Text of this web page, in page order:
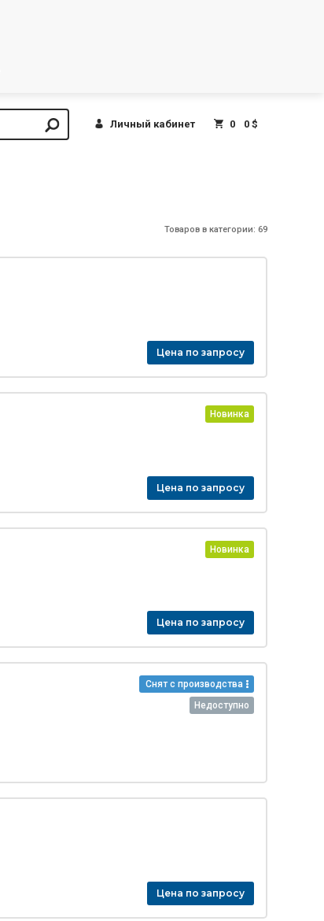
Личный кабинет 0 0 $
Товаров в категории: 69
Цена по запросу
Новинка
Цена по запросу
Новинка
Цена по запросу
Снят с производства
Недоступно
Цена по запросу